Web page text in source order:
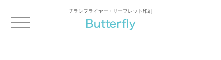
チラシフライヤー・リーフレット印刷